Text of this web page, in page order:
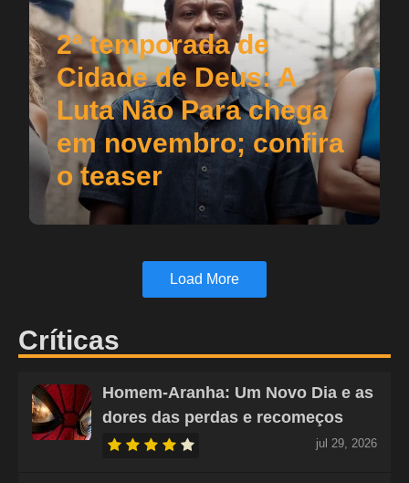
2ª temporada de
Cidade de Deus: A
Luta Não Para chega
em novembro; confira
o teaser
Load More
Críticas
Homem-Aranha: Um Novo Dia e as
dores das perdas e recomeços
jul 29, 2026